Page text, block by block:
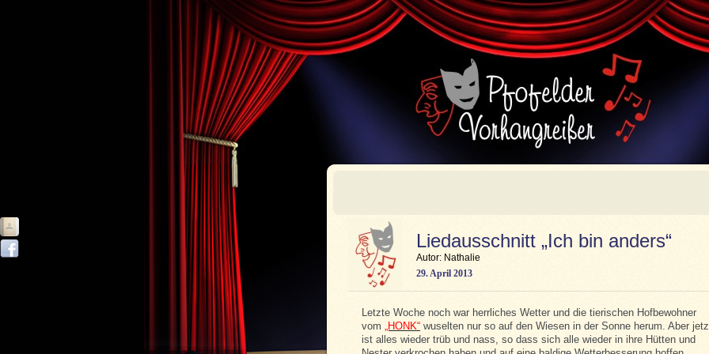
Liedausschnitt „Ich bin anders“
Autor: Nathalie
29. April 2013
Letzte Woche noch war herrliches Wetter und die tierischen Hofbewohner
vom „HONK“ wuselten nur so auf den Wiesen in der Sonne herum. Aber
ist alles wieder trüb und nass, so dass sich alle wieder in ihre Hütten und